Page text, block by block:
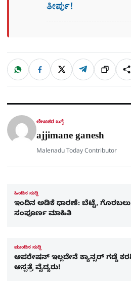
ತೀರ್ಪು!
ಹಂಚಿಕೊಳ್ಳಿ
W
a
t
p
F
c
e
k
X T
l
e
m
ಲಿಂ
ಕ್
S
ಲೇಖಕರ ಬಗ್ಗೆ
ajjimane ganesh
Malenadu Today Contributor
ಹಿಂದಿನ ಸುದ್ದಿ
ಇಂದಿನ ಅಡಿಕೆ ಧಾರಣೆ: ಬೆಟ್ಟೆ,
ಸಂಪೂರ್ಣ ಮಾಹಿತಿ
ಮುಂದಿನ ಸುದ್ದಿ
ಆಪರೇಷನ್​ ಇಲ್ಲದೇನೆ ಕ್ಯಾನ್ಸರ್​ ಗಡ್ಡೆ
ಆಸ್ಪತ್ರೆ ವೈದ್ಯರು!